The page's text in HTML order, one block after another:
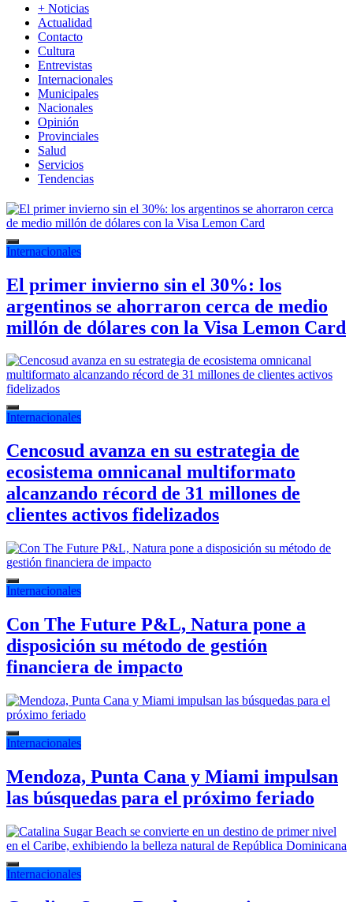
+ Noticias
Actualidad
Contacto
Cultura
Entrevistas
Internacionales
Municipales
Nacionales
Opinión
Provinciales
Salud
Servicios
Tendencias
Internacionales
El primer invierno sin el 30%: los
argentinos se ahorraron cerca de medio
millón de dólares con la Visa Lemon Card
Internacionales
Cencosud avanza en su estrategia de
ecosistema omnicanal multiformato
alcanzando récord de 31 millones de
clientes activos fidelizados
Internacionales
Con The Future P&L, Natura pone a
disposición su método de gestión
financiera de impacto
Internacionales
Mendoza, Punta Cana y Miami impulsan
las búsquedas para el próximo feriado
Internacionales